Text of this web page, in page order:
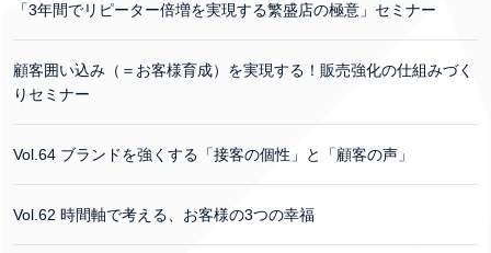
「3年間でリピーター倍増を実現する繁盛店の極意」セミナー
顧客囲い込み（＝お客様育成）を実現する！販売強化の仕組みづく
りセミナー
Vol.64 ブランドを強くする「接客の個性」と「顧客の声」
Vol.62 時間軸で考える、お客様の3つの幸福